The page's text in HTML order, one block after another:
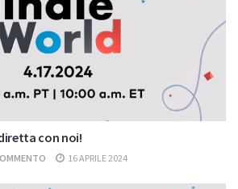
con noi!
16 APRILE 2024